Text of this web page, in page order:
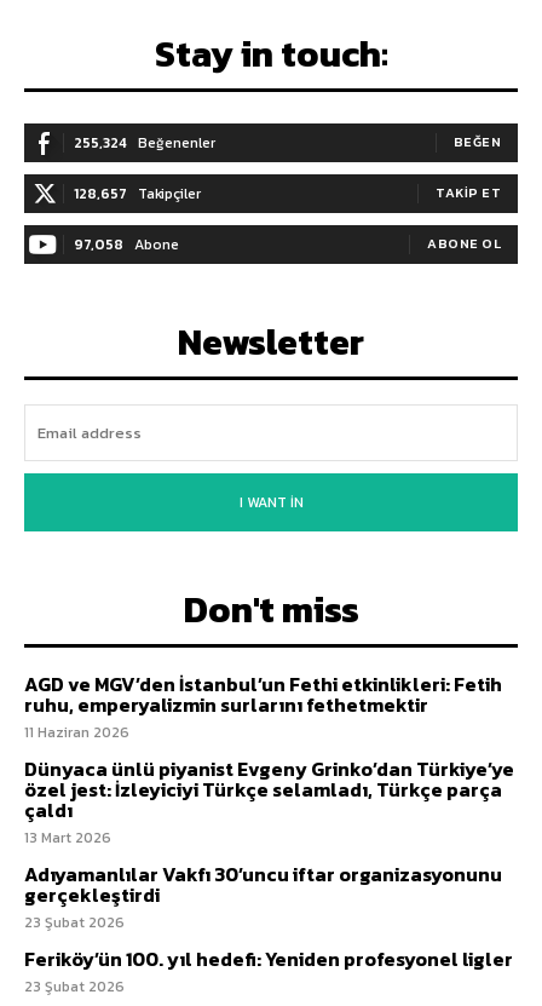
Stay in touch:
255,324 Beğenenler BEĞEN
128,657 Takipçiler TAKIP ET
97,058 Abone ABONE OL
Newsletter
I WANT IN
Don't miss
AGD ve MGV’den İstanbul’un Fethi etkinlikleri: Fetih
ruhu, emperyalizmin surlarını fethetmektir
11 Haziran 2026
Dünyaca ünlü piyanist Evgeny Grinko’dan Türkiye’ye
özel jest: İzleyiciyi Türkçe selamladı, Türkçe parça
çaldı
13 Mart 2026
Adıyamanlılar Vakfı 30’uncu iftar organizasyonunu
gerçekleştirdi
23 Şubat 2026
Feriköy’ün 100. yıl hedefi: Yeniden profesyonel ligler
23 Şubat 2026